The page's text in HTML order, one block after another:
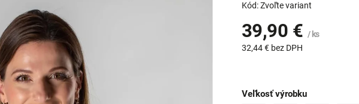
Kód: Zvoľte variant
39,90 € / ks
32,44 € bez DPH
Veľkosť výrobku